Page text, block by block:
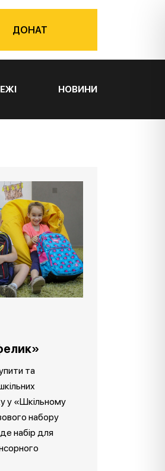
ДОНАТ
НОВИНИ
та
у «Шкільному
набору
набір для